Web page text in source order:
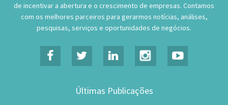
de incentivar a abertura e o crescimento de empresas. Contamos
com os melhores parceiros para gerarmos notícias, análises,
pesquisas, serviços e oportunidades de negócios.
Últimas Publicações